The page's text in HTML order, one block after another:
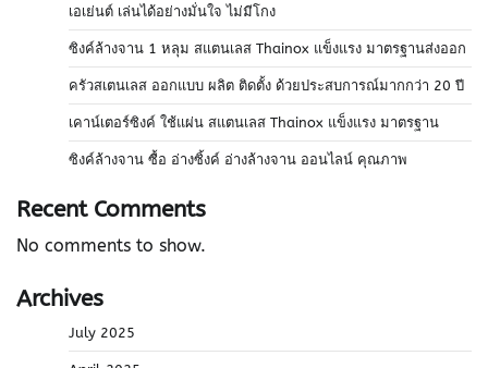
เอเย่นต์ เล่นได้อย่างมั่นใจ ไม่มีโกง
ซิงค์ล้างจาน 1 หลุม สแตนเลส Thainox แข็งแรง มาตรฐานส่งออก
ครัวสเตนเลส ออกแบบ ผลิต ติดตั้ง ด้วยประสบการณ์มากกว่า 20 ปี
เคาน์เตอร์ซิงค์ ใช้แผ่น สแตนเลส Thainox แข็งแรง มาตรฐาน
ซิงค์ล้างจาน ซื้อ อ่างซิ้งค์ อ่างล้างจาน ออนไลน์ คุณภาพ
Recent Comments
No comments to show.
Archives
July 2025